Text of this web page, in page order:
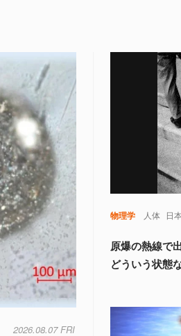
2026.08.07 FRI
物理学 人体 日
原爆の熱線で
どういう状態